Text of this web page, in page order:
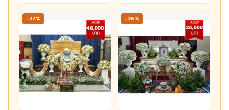
-27% -26%